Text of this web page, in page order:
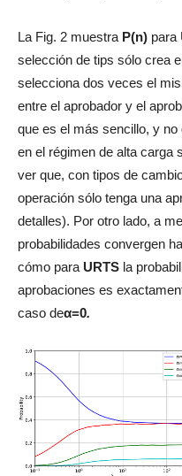
La Fig. 2 muestra P(n) para
selección de tips sólo crea
selecciona dos veces el
entre el aprobador y el
que es el más sencillo, y
en el régimen de alta carga
ver que, con tipos de
operación sólo tenga una
detalles). Por otro lado, a
probabilidades convergen
cómo para URTS la
aprobaciones es
caso deα=0.